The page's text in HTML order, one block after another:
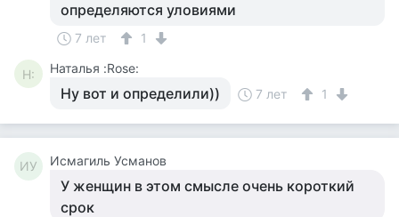
определяются уловиями
7 лет 1
Н: Наталья :Rose:
Ну вот и определили)) 7 лет 1
ИУ Исмагиль Усманов
У женщин в этом смысле очень короткий
срок